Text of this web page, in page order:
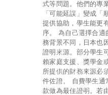
HOME
BLOG
BUSINESS
FINANCE
式等問題。他們的專
「可能延誤」變成「
提供協助，學生能更
序。 為自己選擇合適
務背景不同，日本也
證明來源。部分學生
賴家庭支援、獎學金
所提供的財務來源必
件佐證。 自費學生通
款做為最佳證明。若